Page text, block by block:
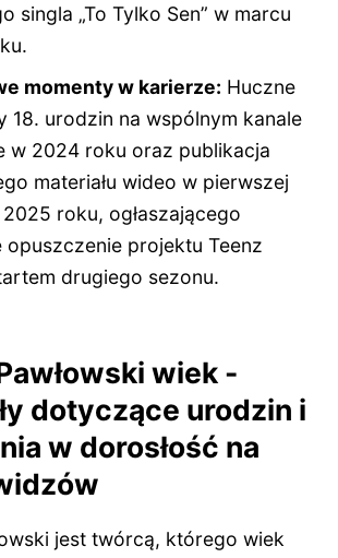
singla „To Tylko Sen” w marcu
momenty w karierze: Huczne
18. urodzin na wspólnym kanale
w 2024 roku oraz publikacja
materiału wideo w pierwszej
2025 roku, ogłaszającego
opuszczenie projektu Teenz
drugiego sezonu.
wiek -
dotyczące urodzin i
w dorosłość na
jest twórcą, którego wiek